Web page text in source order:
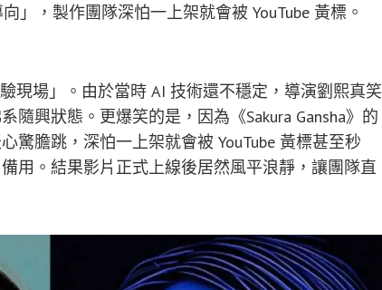
」，製作團隊深怕一上架就會被 YouTube 黃標。
現場」。由於當時 AI 技術還不穩定，導演劉熙真笑
隨興狀態。更爆笑的是，因為《Sakura Gansha》的
驚膽跳，深怕一上架就會被 YouTube 黃標甚至秒
用。結果影片正式上線後居然風平浪靜，讓團隊直